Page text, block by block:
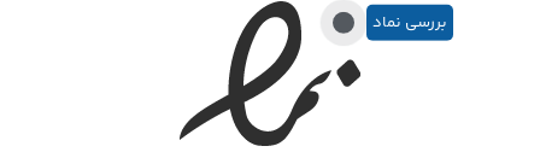
بررسی نماد